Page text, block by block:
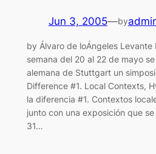
Jun 3, 2005—by
by Álvaro de loÁngeles
semana del 20 al 22 de mayo
alemana de Stuttgart un
Difference #1. Local Contexts,
la diferencia #1. Contextos
junto con una exposición que
31…